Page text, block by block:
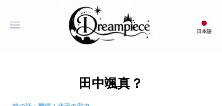
menu 日本語
Dream Piece
田中颯真？